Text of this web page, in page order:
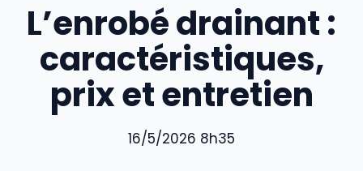
L’enrobé drainant :
caractéristiques,
prix et entretien
16/5/2026 8h35